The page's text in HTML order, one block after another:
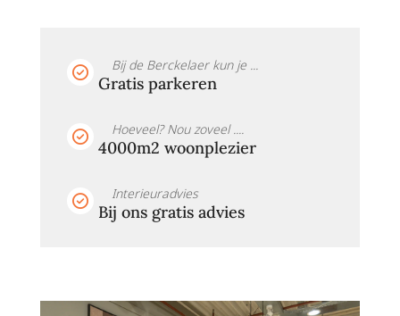
Bij de Berckelaer kun je ...
Gratis parkeren
Hoeveel? Nou zoveel ....
4000m2 woonplezier
Interieuradvies
Bij ons gratis advies